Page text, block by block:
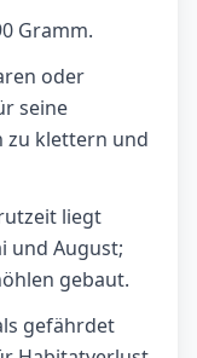
Gramm.
oder
seine
zu klettern und
liegt
und August;
gebaut.
gefährdet